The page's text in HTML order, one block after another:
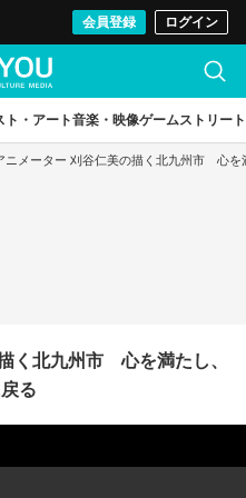
会員登録 ログイン
ト・アート音楽・映像ゲームストリート
ニメーター 刈谷仁美の描く北九州市 心を
く北九州市 心を満たし、
る